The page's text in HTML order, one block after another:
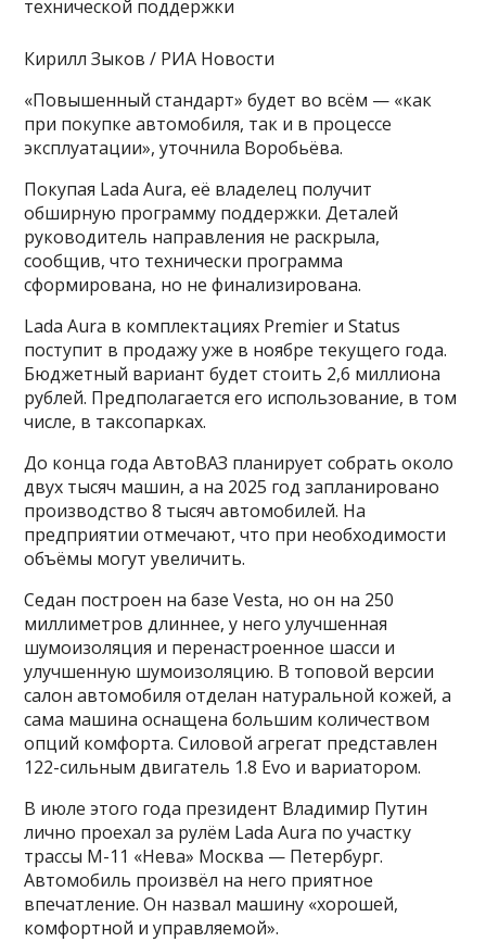
Кирилл Зыков / РИА Новости
«Повышенный стандарт» будет во всём — «как
при покупке автомобиля, так и в процессе
эксплуатации», уточнила Воробьёва.
Покупая Lada Aura, её владелец получит
обширную программу поддержки. Деталей
руководитель направления не раскрыла,
сообщив, что технически программа
сформирована, но не финализирована.
Lada Aura в комплектациях Premier и Status
поступит в продажу уже в ноябре текущего года.
Бюджетный вариант будет стоить 2,6 миллиона
рублей. Предполагается его использование, в том
числе, в таксопарках.
До конца года АвтоВАЗ планирует собрать около
двух тысяч машин, а на 2025 год запланировано
производство 8 тысяч автомобилей. На
предприятии отмечают, что при необходимости
объёмы могут увеличить.
Седан построен на базе Vesta, но он на 250
миллиметров длиннее, у него улучшенная
шумоизоляция и перенастроенное шасси и
улучшенную шумоизоляцию. В топовой версии
салон автомобиля отделан натуральной кожей, а
сама машина оснащена большим количеством
опций комфорта. Силовой агрегат представлен
122-сильным двигатель 1.8 Evo и вариатором.
В июле этого года президент Владимир Путин
лично проехал за рулём Lada Aura по участку
трассы М-11 «Нева» Москва — Петербург.
Автомобиль произвёл на него приятное
впечатление. Он назвал машину «хорошей,
комфортной и управляемой».